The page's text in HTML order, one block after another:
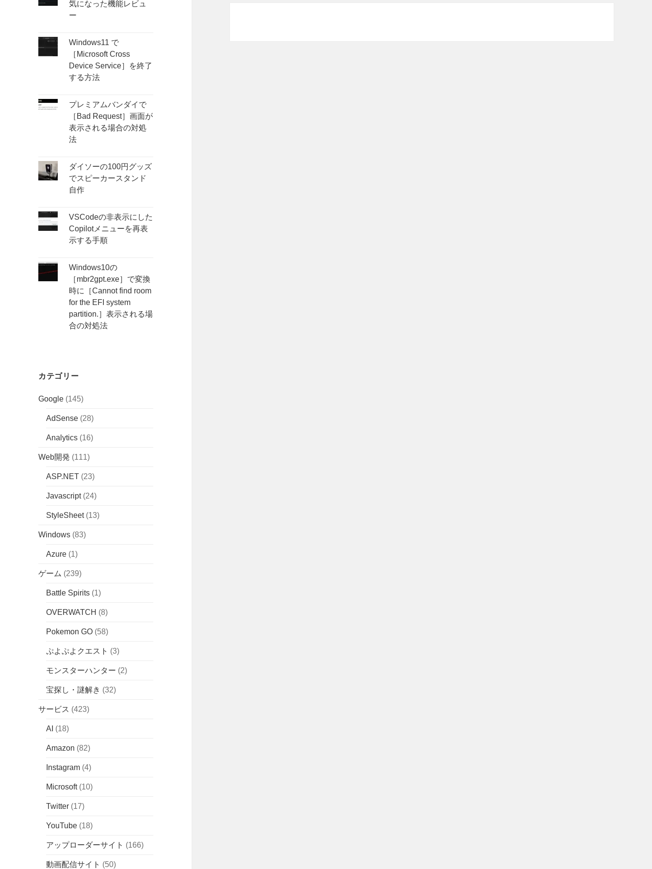
気になった機能レビュ
ー
Windows11 で
［Microsoft Cross
Device Service］を終了
する方法
プレミアムバンダイで
［Bad Request］画面が
表示される場合の対処
法
ダイソーの100円グッズ
でスピーカースタンド
自作
VSCodeの非表示にした
Copilotメニューを再表
示する手順
Windows10の
［mbr2gpt.exe］で変換
時に［Cannot find room
for the EFI system
partition.］表示される場
合の対処法
カテゴリー
Google (145)
AdSense (28)
Analytics (16)
Web開発 (111)
ASP.NET (23)
Javascript(24)
StyleSheet(13)
Windows (83)
Azure (1)
ゲーム (239)
Battle Spirits (1)
OVERWATCH (8)
Pokemon GO (58)
ぷよぷよクエスト (3)
モンスターハンター (2)
宝探し・謎解き (32)
サービス (423)
AI (18)
Amazon (82)
Instagram (4)
Microsoft(10)
Twitter (17)
YouTube (18)
アップローダーサイト (166)
動画配信サイト (50)